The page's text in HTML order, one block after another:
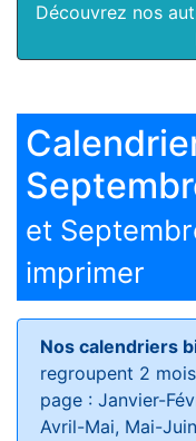
Découvrez nos
et
imprimer
Nos calendriers
regroupent 2
page : Janvier-
Avril-Mai, Mai-